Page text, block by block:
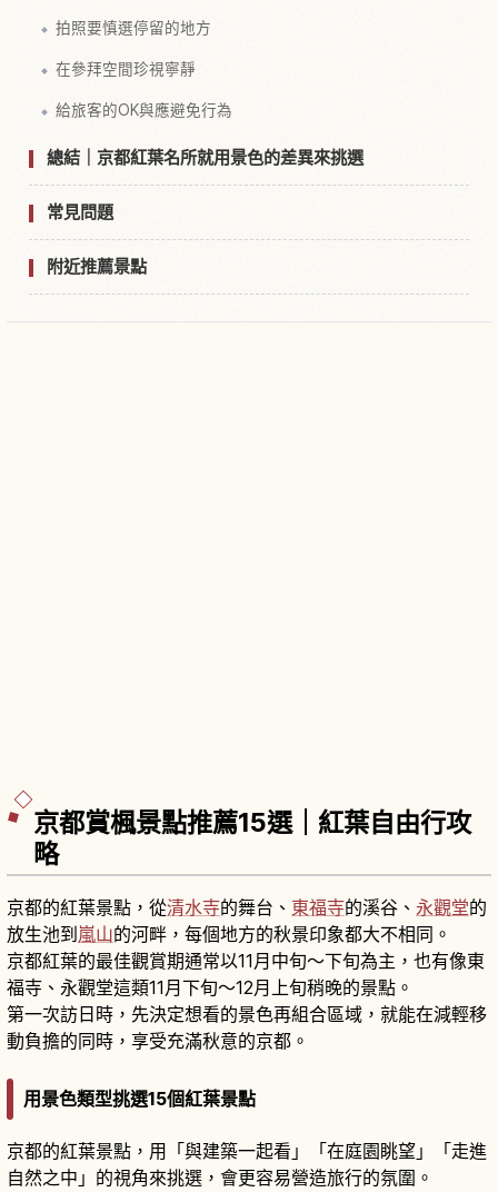
拍照要慎選停留的地方
在參拜空間珍視寧靜
給旅客的OK與應避免行為
總結｜京都紅葉名所就用景色的差異來挑選
常見問題
附近推薦景點
京都賞楓景點推薦15選｜紅葉自由行攻
略
京都的紅葉景點，從清水寺的舞台、 東福寺的溪谷、 永觀堂的
放生池到嵐山的河畔，每個地方的秋景印象都大不相同。
京都紅葉的最佳觀賞期通常以11月中旬～下旬為主，也有像東
福寺、永觀堂這類11月下旬～12月上旬稍晚的景點。
第一次訪日時，先決定想看的景色再組合區域，就能在減輕移
動負擔的同時，享受充滿秋意的京都。
用景色類型挑選15個紅葉景點
京都的紅葉景點，用「與建築一起看」「在庭園眺望」「走進
自然之中」的視角來挑選，會更容易營造旅行的氛圍。